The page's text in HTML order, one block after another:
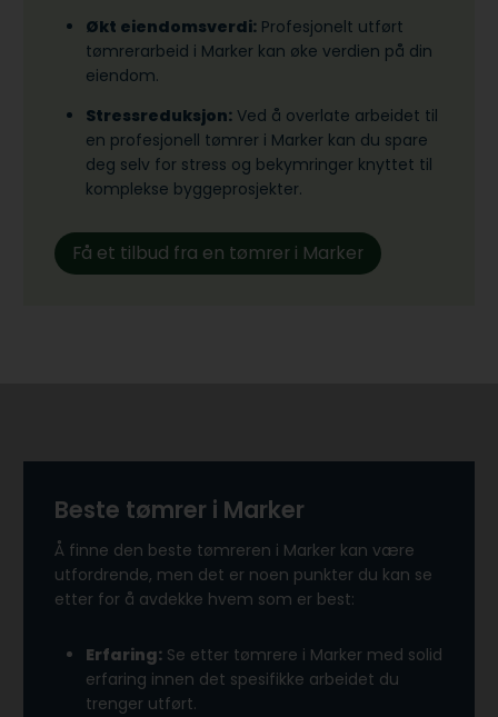
Økt eiendomsverdi: Profesjonelt utført
tømrerarbeid i Marker kan øke verdien på din
eiendom.
Stressreduksjon: Ved å overlate arbeidet til
en profesjonell tømrer i Marker kan du spare
deg selv for stress og bekymringer knyttet til
komplekse byggeprosjekter.
Få et tilbud fra en tømrer i Marker
Beste tømrer i Marker
Å finne den beste tømreren i Marker kan være
utfordrende, men det er noen punkter du kan se
etter for å avdekke hvem som er best:
Erfaring: Se etter tømrere i Marker med solid
erfaring innen det spesifikke arbeidet du
trenger utført.